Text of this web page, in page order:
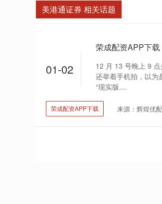
美港通证券 相关话题
01-02
12 月 13 号晚上 9
还举着手机拍，以
“现实版....
荣成配资APP下载 来源：辉煌优